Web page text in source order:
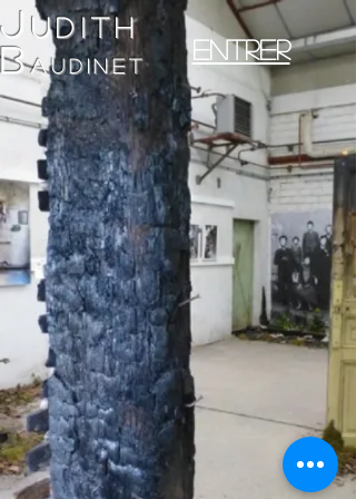
J udith
Baudinet
Entrer